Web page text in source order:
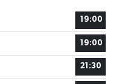
19:00
19:00
21:30